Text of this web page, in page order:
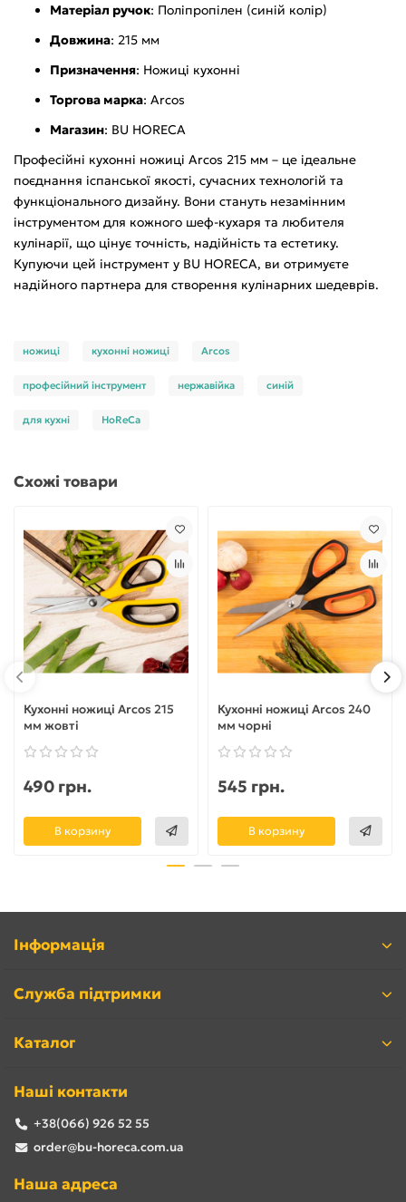
Матеріал ручок: Поліпропілен (синій колір)
Довжина: 215 мм
Призначення: Ножиці кухонні
Торгова марка: Arcos
Магазин: BU HORECA
Професійні кухонні ножиці Arcos 215 мм – це ідеальне
поєднання іспанської якості, сучасних технологій та
функціонального дизайну. Вони стануть незамінним
інструментом для кожного шеф-кухаря та любителя
кулінарії, що цінує точність, надійність та естетику.
Купуючи цей інструмент у BU HORECA, ви отримуєте
надійного партнера для створення кулінарних шедеврів.
ножиці кухонні ножиці Arcos
професійний інструмент нержавійка синій
для кухні HoReCa
Схожі товари
Кухонні ножиці Arcos 215
мм жовті
490 грн.
В корзину
Кухонні ножиці Arcos 240
мм чорні
545 грн.
В корзину
Інформація
Служба підтримки
Каталог
Наші контакти
+38(066) 926 52 55
order@bu-horeca.com.ua
Наша адреса